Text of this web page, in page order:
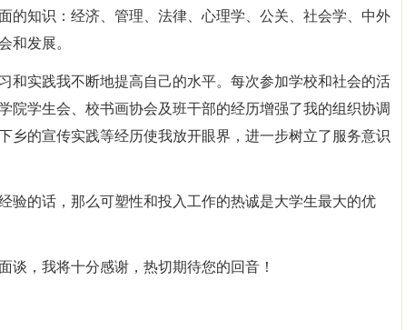
的知识：经济、管理、法律、心理学、公关、社会学、中外
和发展。
和实践我不断地提高自己的水平。每次参加学校和社会的活
院学生会、校书画协会及班干部的经历增强了我的组织协调
乡的宣传实践等经历使我放开眼界，进一步树立了服务意识
验的话，那么可塑性和投入工作的热诚是大学生最大的优
谈，我将十分感谢，热切期待您的回音！